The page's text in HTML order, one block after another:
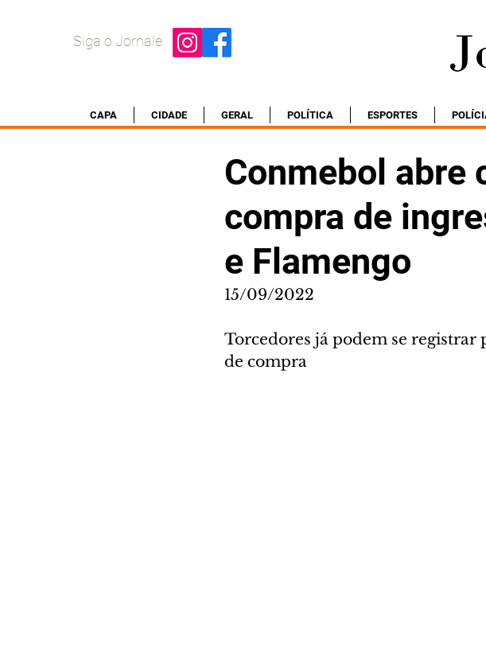
Siga o Jornale
CAPA CIDADE GERAL POLÍTICA ESPORTES
Conmebol abre
compra de
e Flamengo
15/09/2022
Torcedores já podem se registrar
de compra